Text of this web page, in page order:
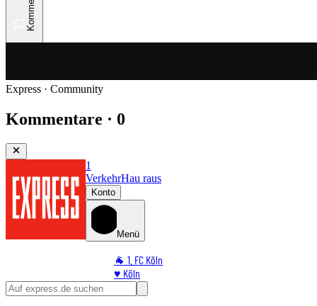
Express · Community
Kommentare · 0
1
VerkehrHau raus
Konto
Menü
🐐 1. FC Köln
♥️ Köln
⭐ Promi